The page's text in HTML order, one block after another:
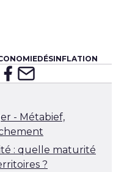
DÉSINFLATION
sursurX
Partager
Partager
- Métabief,
: quelle maturité
?